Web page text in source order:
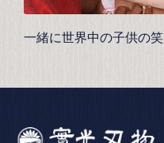
一緒に世界中の子供の